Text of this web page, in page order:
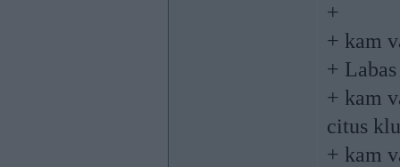
+
+ kam
+
+ kam
citus
+ kam